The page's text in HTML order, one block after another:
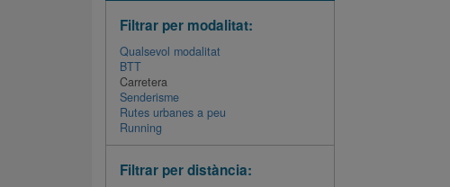
Filtrar per modalitat:
Qualsevol modalitat
BTT
Carretera
Senderisme
Rutes urbanes a peu
Running
Filtrar per distància: